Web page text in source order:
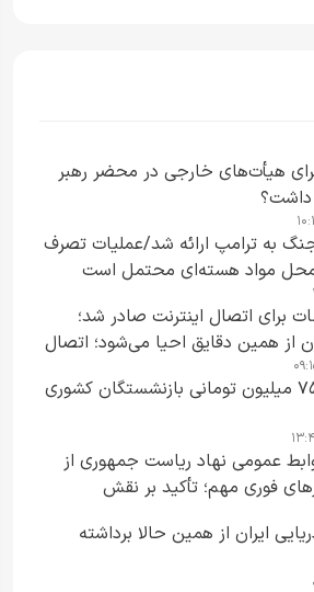
هیأت‌های خارجی در محضر رهبر
داشت؟
به ترامپ ارائه شد/عملیات تصرف
مواد هسته‌ای محتمل است
برای اتصال اینترنت صادر شد؛
از همین دقایق احیا می‌شود؛ اتصال
آغاز ثبت‌نام وام ۷۵ میلیون تومانی بازنشستگان کشوری
عمومی نهاد ریاست جمهوری از
فوری مهم؛ تأکید بر نقش
و مسئول در ارتقای آگاهی عمومی
ایران از همین حالا برداشته